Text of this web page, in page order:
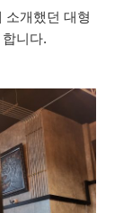
소개했던 대형
니다.